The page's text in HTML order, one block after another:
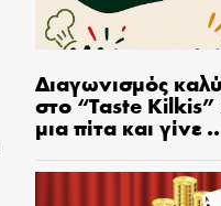
Διαγωνισμός
στο “Taste
μια πίτα και